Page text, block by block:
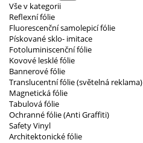
Vše v kategorii
Reflexní fólie
Fluorescenční samolepicí fólie
Pískované sklo- imitace
Fotoluminiscenční fólie
Kovové lesklé fólie
Bannerové fólie
Translucentní fólie (světelná reklama)
Magnetická fólie
Tabulová fólie
Ochranné fólie (Anti Graffiti)
Safety Vinyl
Architektonické fólie